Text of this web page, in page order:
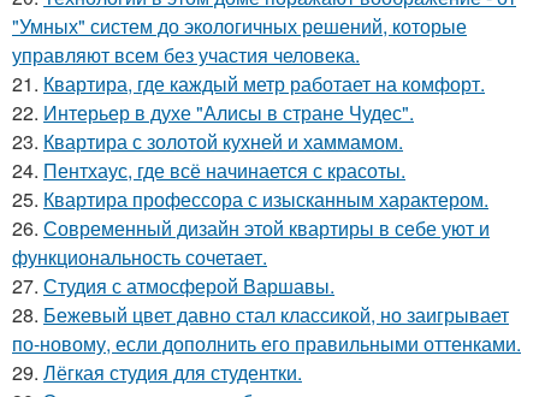
"Умных" систем до экологичных решений, которые
управляют всем без участия человека.
21. Квартира, где каждый метр работает на комфорт.
22. Интерьер в духе "Алисы в стране Чудес".
23. Квартира с золотой кухней и хаммамом.
24. Пентхаус, где всё начинается с красоты.
25. Квартира профессора с изысканным характером.
26. Современный дизайн этой квартиры в себе уют и
функциональность сочетает.
27. Студия с атмосферой Варшавы.
28. Бежевый цвет давно стал классикой, но заигрывает
по-новому, если дополнить его правильными оттенками.
29. Лёгкая студия для студентки.